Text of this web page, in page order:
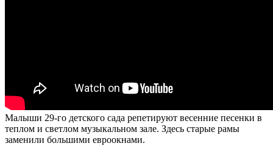
Малыши 29-го детского сада репетируют весенние песенки в
теплом и светлом музыкальном зале. Здесь старые рамы
заменили большими евроокнами.